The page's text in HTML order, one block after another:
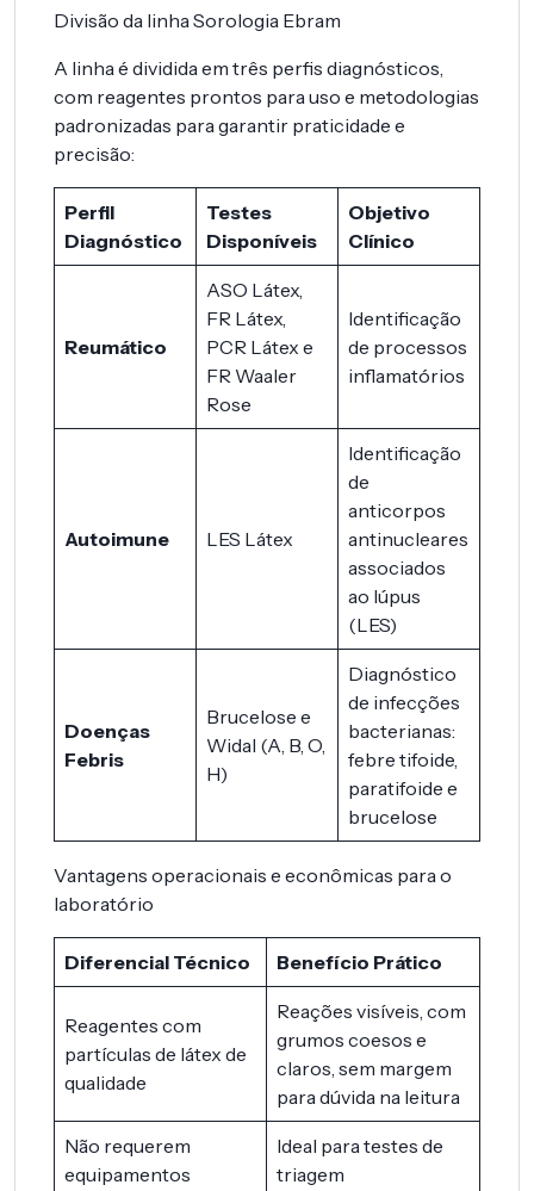
Divisão da linha Sorologia Ebram
A linha é dividida em três perfis diagnósticos,
com reagentes prontos para uso e metodologias
padronizadas para garantir praticidade e
precisão:
Perfil
Diagnóstico
Testes
Disponíveis
Objetivo
Clínico
Reumático
ASO Látex,
FR Látex,
PCR Látex e
FR Waaler
Rose
Identificação
de processos
inflamatórios
Autoimune LES Látex
Identificação
de
anticorpos
antinucleares
associados
ao lúpus
(LES)
Doenças
Febris
Brucelose e
Widal (A, B, O,
H)
Diagnóstico
de infecções
bacterianas:
febre tifoide,
paratifoide e
brucelose
Vantagens operacionais e econômicas para o
laboratório
Diferencial Técnico Benefício Prático
Reagentes com
partículas de látex de
qualidade
Reações visíveis, com
grumos coesos e
claros, sem margem
para dúvida na leitura
Não requerem
equipamentos
Ideal para testes de
triagem